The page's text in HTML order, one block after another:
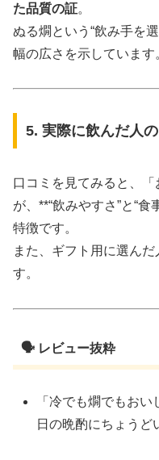
た品質の証。
ぬる燗という“飲み手を
幅の広さを示しています
5. 実際に飲んだ人
口コミを見てみると、「
が、**“飲みやすさ”と“
特徴です。
また、ギフト用に選ん
す。
🗣️ レビュー抜粋
「冷でも燗でもお
日の晩酌にちょうど